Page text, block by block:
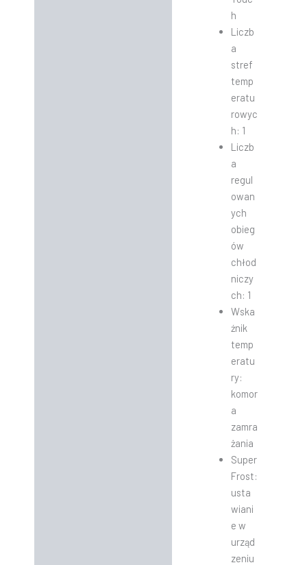
h
Liczb
a
stref
temp
eratu
rowyc
h: 1
Liczb
a
regul
owan
ych
obieg
ów
chłod
niczy
ch: 1
Wska
źnik
temp
eratu
ry:
komor
a
zamra
żania
Super
Frost:
usta
wiani
e w
urząd
zeniu